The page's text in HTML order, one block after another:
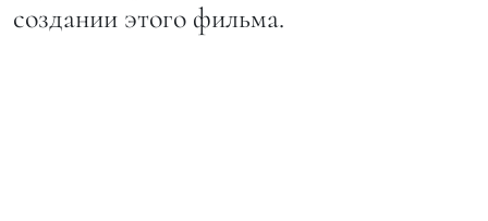
создании этого фильма.